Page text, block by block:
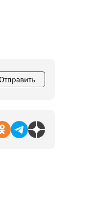
Отправить